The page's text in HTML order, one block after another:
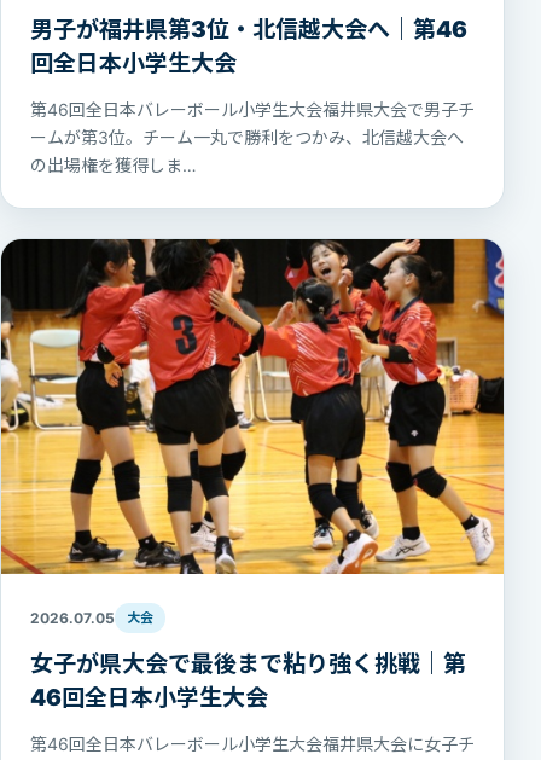
男子が福井県第3位・北信越大会へ｜第46
回全日本小学生大会
第46回全日本バレーボール小学生大会福井県大会で男子チ
ームが第3位。チーム一丸で勝利をつかみ、北信越大会へ
の出場権を獲得しま…
2026.07.05 大会
女子が県大会で最後まで粘り強く挑戦｜第
46回全日本小学生大会
第46回全日本バレーボール小学生大会福井県大会に女子チ